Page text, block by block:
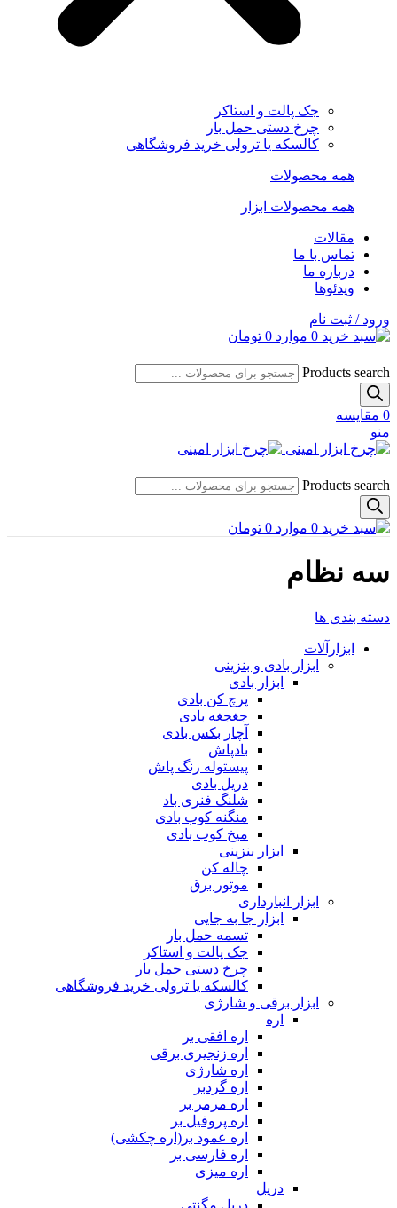
جک پالت و استاکر
چرخ دستی حمل بار
کالسکه یا ترولی خرید فروشگاهی
همه محصولات
همه محصولات ابزار
مقالات
تماس با ما
درباره ما
ویدئوها
ورود / ثبت نام
0 موارد 0 تومان
Products search
0 مقایسه
منو
Products search
0 موارد 0 تومان
سه نظام
دسته بندی ها
ابزارآلات
ابزار بادی و بنزینی
ابزار بادی
پرچ کن بادی
جغجغه بادی
آچار بکس بادی
بادپاش
پیستوله رنگ پاش
دریل بادی
شلنگ فنری باد
منگنه کوب بادی
میخ کوب بادی
ابزار بنزینی
چاله کن
موتور برق
ابزار انبارداری
ابزار جا به جایی
تسمه حمل بار
جک پالت و استاکر
چرخ دستی حمل بار
کالسکه یا ترولی خرید فروشگاهی
ابزار برقی و شارژی
اره
اره افقی بر
اره زنجیری برقی
اره شارژی
اره گردبر
اره مرمر بر
اره پروفیل بر
اره عمود بر(اره چکشی)
اره فارسی بر
اره میزی
دریل
دریل مگنتی